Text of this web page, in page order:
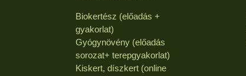
Biokertész (előadás +
gyakorlat)
Gyógynövény (előadás
sorozat+ terepgyakorlat)
Kiskert, díszkert (online